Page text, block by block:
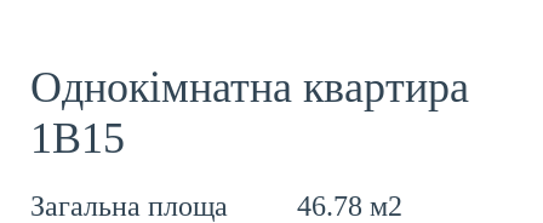
Однокімнатна квартира
1В15
Загальна площа
46.78 м2